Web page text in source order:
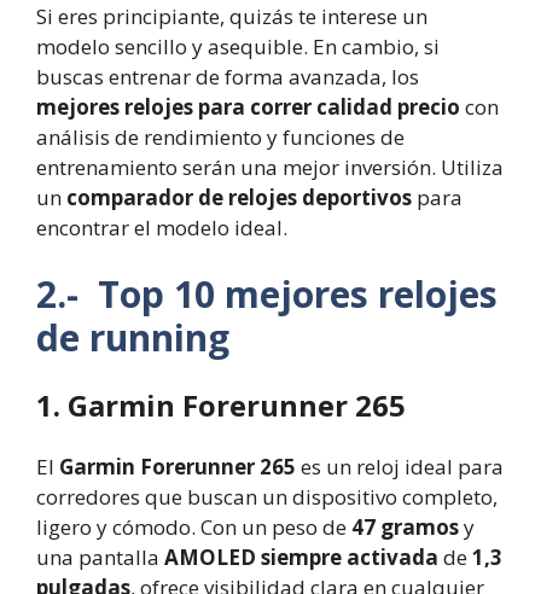
Si eres principiante, quizás te interese un
modelo sencillo y asequible. En cambio, si
buscas entrenar de forma avanzada, los
mejores relojes para correr calidad precio con
análisis de rendimiento y funciones de
entrenamiento serán una mejor inversión. Utiliza
un comparador de relojes deportivos para
encontrar el modelo ideal.
2.- Top 10 mejores relojes
de running
1. Garmin Forerunner 265
El Garmin Forerunner 265 es un reloj ideal para
corredores que buscan un dispositivo completo,
ligero y cómodo. Con un peso de 47 gramosy
una pantalla AMOLED siempre activada de1,3
pulgadas, ofrece visibilidad clara en cualquier